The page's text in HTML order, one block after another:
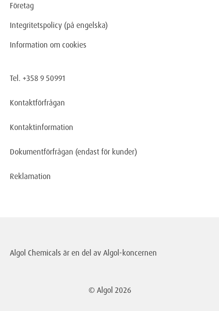
Företag
Integritetspolicy (på engelska)
Information om cookies
Tel. +358 9 50991
Kontaktförfrågan
Kontaktinformation
Dokumentförfrågan (endast för kunder)
Reklamation
Algol Chemicals är en del av Algol-koncernen
© Algol 2026